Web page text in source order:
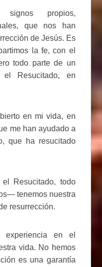
propios,
que nos han
de Jesús. Es
la fe, con el
todo parte de un
el Resucitado, en
en mi vida, en
me han ayudado a
que ha resucitado
Resucitado, todo
tenemos nuestra
resurrección.
experiencia en el
vida. No hemos
es una garantía